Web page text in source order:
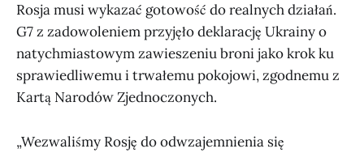
Rosja musi wykazać gotowość do realnych działań.
G7 z zadowoleniem przyjęło deklarację Ukrainy o
natychmiastowym zawieszeniu broni jako krok ku
sprawiedliwemu i trwałemu pokojowi, zgodnemu z
Kartą Narodów Zjednoczonych.
„Wezwaliśmy Rosję do odwzajemnienia się